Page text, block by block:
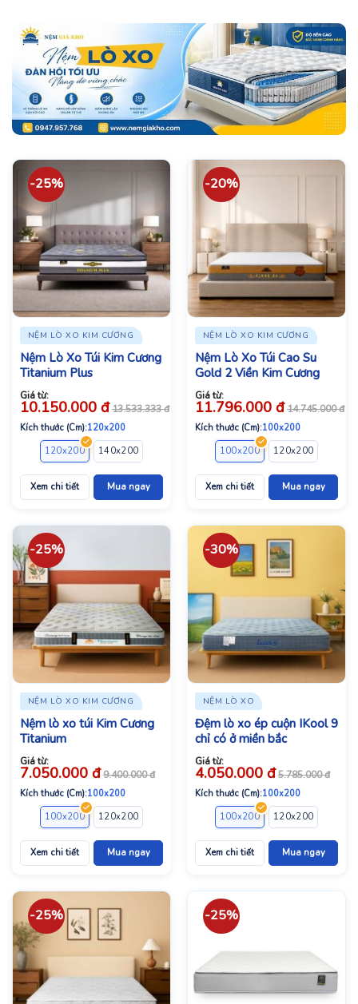
-25%
NỆM LÒ XO KIM CƯƠNG
Nệm Lò Xo Túi Kim Cương
Titanium Plus
Giá từ:
10.150.000 đ 13.533.333đ
Kích thước (Cm):120x200
120x200
140x200 180x200 200x200
Xem chi tiết Mua ngay
-20%
NỆM LÒ XO KIM CƯƠNG
Nệm Lò Xo Túi Cao Su
Gold 2 Viền Kim Cương
Giá từ:
11.796.000 đ 14.745.000đ
Kích thước (Cm):100x200
100x200
120x200
Xem chi tiết Mua ngay
-25%
NỆM LÒ XO KIM CƯƠNG
Nệm lò xo túi Kim Cương
Titanium
Giá từ:
7.050.000 đ 9.400.000đ
Kích thước (Cm):100x200
100x200
120x200 160x200 180x200
Xem chi tiết Mua ngay
-30%
NỆM LÒ XO
Đệm lò xo ép cuộn IKool 9
chỉ có ở miền bắc
Giá từ:
4.050.000 đ 5.785.000đ
Kích thước (Cm):100x200
100x200
120x200
Xem chi tiết Mua ngay
-25% -25%